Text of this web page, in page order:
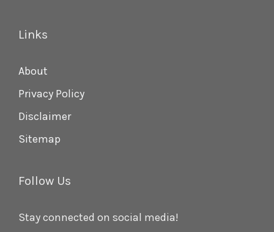
Links
About
Privacy Policy
Disclaimer
Sitemap
Follow Us
Stay connected on social media!